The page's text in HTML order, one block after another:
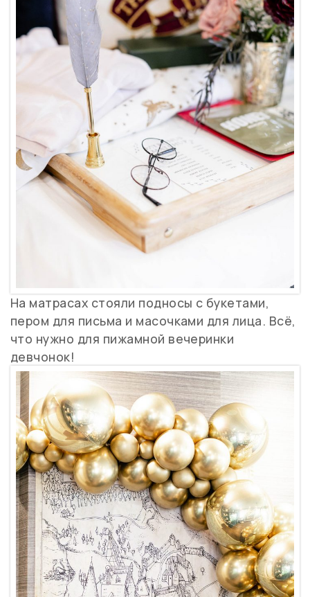
На матрасах стояли подносы с букетами,
пером для письма и масочками для лица. Всё,
что нужно для пижамной вечеринки
девчонок!